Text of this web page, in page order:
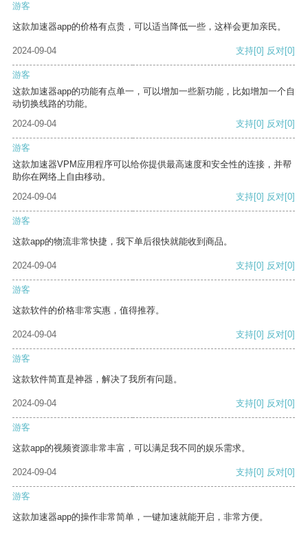
游客
这款加速器app的价格有点贵，可以适当降低一些，这样会更加亲民。
2024-09-04 支持[0] 反对[0]
游客
这款加速器app的功能有点单一，可以增加一些新功能，比如增加一个自
动切换线路的功能。
2024-09-04
支持[0] 反对[0]
游客
这款加速器VPM应用程序可以给你提供最高速度和安全性的连接，并帮
助你在网络上自由移动。
2024-09-04
支持[0] 反对[0]
游客
这款app的物流非常快捷，我下单后很快就能收到商品。
2024-09-04 支持[0] 反对[0]
游客
这款软件的价格非常实惠，值得推荐。
2024-09-04 支持[0] 反对[0]
游客
这款软件简直是神器，解决了我所有问题。
2024-09-04 支持[0] 反对[0]
游客
这款app的视频资源非常丰富，可以满足我不同的娱乐需求。
2024-09-04 支持[0] 反对[0]
游客
这款加速器app的操作非常简单，一键加速就能开启，非常方便。